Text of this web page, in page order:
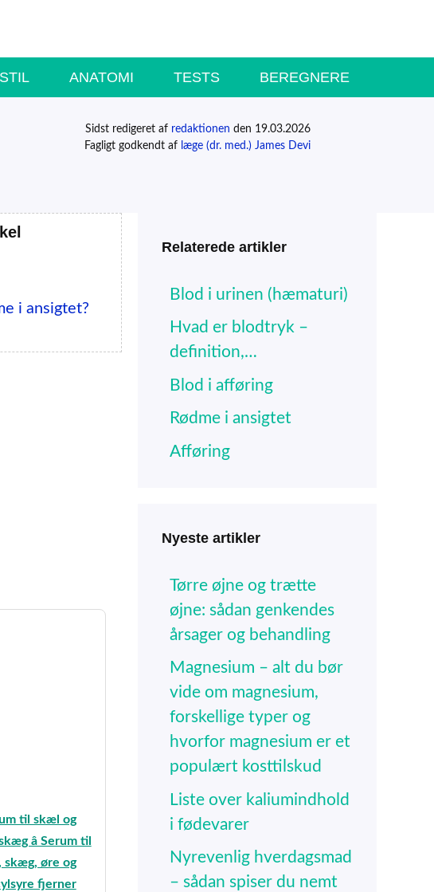
ANATOMI TESTS BEREGNERE
Sidst redigeret af redaktionen den 19.03.2026
Fagligt godkendt af læge (dr. med.) James Devi
i ansigtet?
til skæl og
â Serum til
skæg, øre og
fjerner
Relaterede artikler
Blod i urinen (hæmaturi)
Hvad er blodtryk –
definition,…
Blod i afføring
Rødme i ansigtet
Afføring
Nyeste artikler
Tørre øjne og trætte
øjne: sådan genkendes
årsager og behandling
Magnesium – alt du bør
vide om magnesium,
forskellige typer og
hvorfor magnesium er et
populært kosttilskud
Liste over kaliumindhold
i fødevarer
Nyrevenlig hverdagsmad
– sådan spiser du nemt